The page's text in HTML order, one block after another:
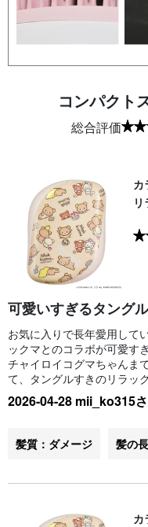
コンパクト
総合評価
カ
可愛いすぎるタングル
お気に入りで長年愛用して
ックマとのコラボが可愛す
チャイロイコグマちゃんま
て、タングルすきのリラッ
2026-04-28 mii_ko315
髪質：ダメージ 髪の
カ